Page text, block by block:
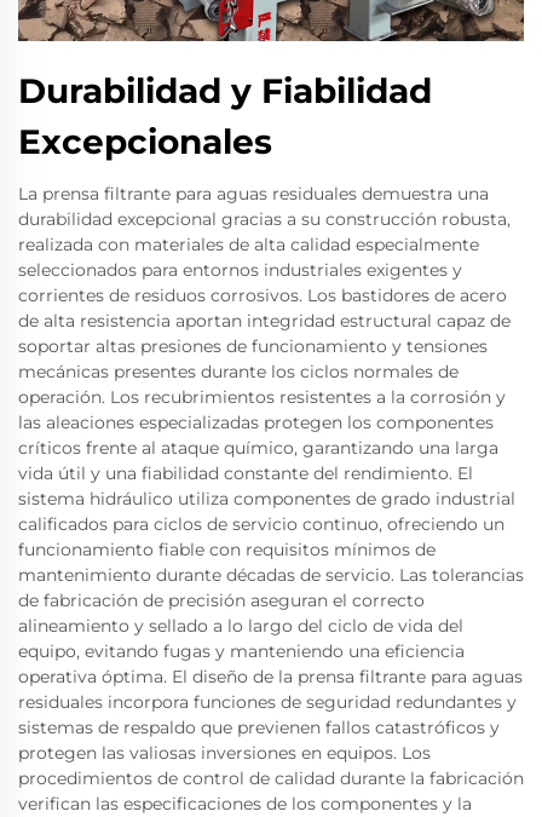
Durabilidad y Fiabilidad
Excepcionales
La prensa filtrante para aguas residuales demuestra una
durabilidad excepcional gracias a su construcción robusta,
realizada con materiales de alta calidad especialmente
seleccionados para entornos industriales exigentes y
corrientes de residuos corrosivos. Los bastidores de acero
de alta resistencia aportan integridad estructural capaz de
soportar altas presiones de funcionamiento y tensiones
mecánicas presentes durante los ciclos normales de
operación. Los recubrimientos resistentes a la corrosión y
las aleaciones especializadas protegen los componentes
críticos frente al ataque químico, garantizando una larga
vida útil y una fiabilidad constante del rendimiento. El
sistema hidráulico utiliza componentes de grado industrial
calificados para ciclos de servicio continuo, ofreciendo un
funcionamiento fiable con requisitos mínimos de
mantenimiento durante décadas de servicio. Las tolerancias
de fabricación de precisión aseguran el correcto
alineamiento y sellado a lo largo del ciclo de vida del
equipo, evitando fugas y manteniendo una eficiencia
operativa óptima. El diseño de la prensa filtrante para aguas
residuales incorpora funciones de seguridad redundantes y
sistemas de respaldo que previenen fallos catastróficos y
protegen las valiosas inversiones en equipos. Los
procedimientos de control de calidad durante la fabricación
verifican las especificaciones de los componentes y la